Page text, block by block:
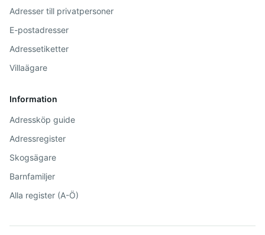
Adresser till privatpersoner
E-postadresser
Adressetiketter
Villaägare
Information
Adressköp guide
Adressregister
Skogsägare
Barnfamiljer
Alla register (A-Ö)